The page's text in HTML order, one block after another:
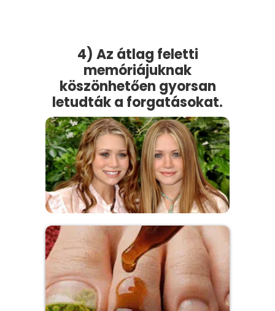
4) Az átlag feletti
memóriájuknak
köszönhetően gyorsan
letudták a forgatásokat.